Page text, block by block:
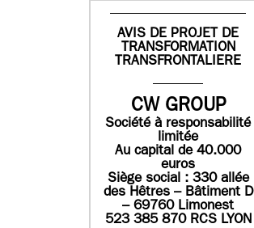
AVIS DE PROJET DE
TRANSFORMATION
TRANSFRONTALIERE
CW GROUP
Société à responsabilité
limitée
Au capital de 40.000
euros
Siège social : 330 allée
des Hêtres – Bâtiment D
– 69760 Limonest
523 385 870 RCS LYON